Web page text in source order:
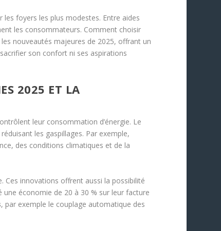
foyers les plus modestes. Entre aides
les consommateurs. Comment choisir
nouveautés majeures de 2025, offrant un
son confort ni ses aspirations
2025 ET LA
leur consommation d’énergie. Le
les gaspillages. Par exemple,
des conditions climatiques et de la
Ces innovations offrent aussi la possibilité
une économie de 20 à 30 % sur leur facture
, par exemple le couplage automatique des